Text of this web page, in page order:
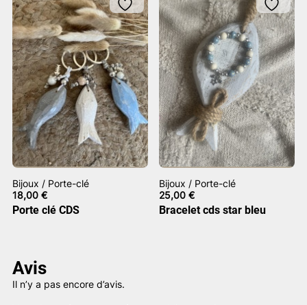
Bijoux / Porte-clé
18,00 €
Porte clé CDS
Bijoux / Porte-clé
25,00€
Bracelet cds star bleu
Avis
Il n’y a pas encore d’avis.